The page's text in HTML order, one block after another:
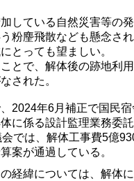
している自然災害等の
粉麈飛散なども懸念さ
とっても望ましい。
とで、解体後の跡地利
された。
2024年6月補正で国民宿
に係る設計監理業務委託
では、解体工事費5億
案が通過している。
経緯については、解体